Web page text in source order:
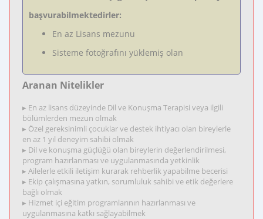
başvurabilmektedirler:
En az Lisans mezunu
Sisteme fotoğrafını yüklemiş olan
Aranan Nitelikler
▸ En az lisans düzeyinde Dil ve Konuşma Terapisi veya ilgili
bölümlerden mezun olmak
▸ Özel gereksinimli çocuklar ve destek ihtiyacı olan bireylerle
en az 1 yıl deneyim sahibi olmak
▸ Dil ve konuşma güçlüğü olan bireylerin değerlendirilmesi,
program hazırlanması ve uygulanmasında yetkinlik
▸ Ailelerle etkili iletişim kurarak rehberlik yapabilme becerisi
▸ Ekip çalışmasına yatkın, sorumluluk sahibi ve etik değerlere
bağlı olmak
▸ Hizmet içi eğitim programlarının hazırlanması ve
uygulanmasına katkı sağlayabilmek